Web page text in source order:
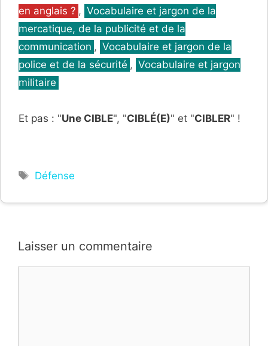
en anglais ? , Vocabulaire et jargon de la
mercatique, de la publicité et de la
communication , Vocabulaire et jargon de la
police et de la sécurité , Vocabulaire et jargon
militaire
Et pas : "Une CIBLE", "CIBLÉ(E)" et "CIBLER" !
Étiquettes
Défense
Laisser un commentaire